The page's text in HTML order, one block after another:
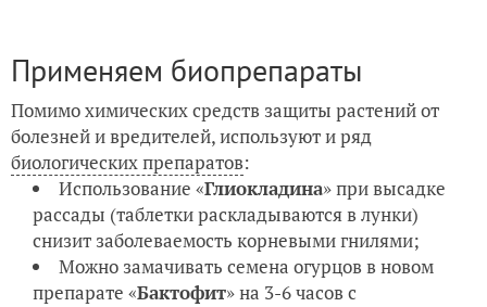
Применяем биопрепараты
Помимо химических средств защиты растений от
болезней и вредителей, используют и ряд
биологических препаратов:
Использование «Глиокладина» при высадке
рассады (таблетки раскладываются в лунки)
снизит заболеваемость корневыми гнилями;
Можно замачивать семена огурцов в новом
препарате «Бактофит» на 3-6 часов с